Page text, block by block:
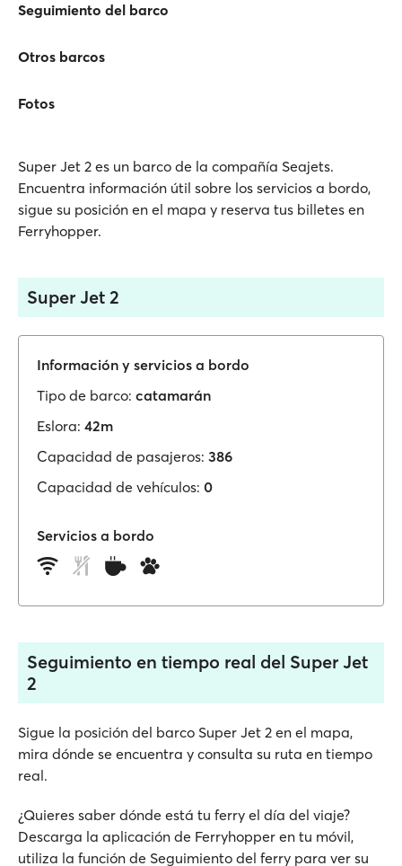
Seguimiento del barco
Otros barcos
Fotos
Super Jet 2 es un barco de la compañía Seajets.
Encuentra información útil sobre los servicios a bordo,
sigue su posición en el mapa y reserva tus billetes en
Ferryhopper.
Super Jet 2
Información y servicios a bordo
Tipo de barco: catamarán
Eslora: 42m
Capacidad de pasajeros: 386
Capacidad de vehículos: 0
Servicios a bordo
Seguimiento en tiempo real del Super Jet
2
Sigue la posición del barco Super Jet 2 en el mapa,
mira dónde se encuentra y consulta su ruta en tiempo
real.
¿Quieres saber dónde está tu ferry el día del viaje?
Descarga la aplicación de Ferryhopper en tu móvil,
utiliza la función de Seguimiento del ferry para ver su